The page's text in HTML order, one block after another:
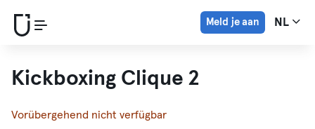
Meld je aan NL
Kickboxing Clique 2
Vorübergehend nicht verfügbar